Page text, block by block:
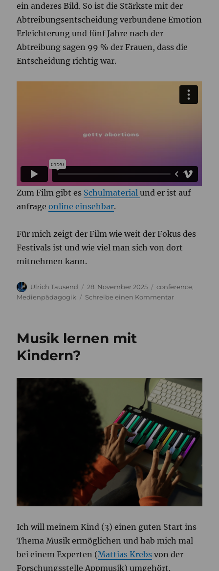
ein anderes Bild. So ist die Stärkste mit der
Abtreibungsentscheidung verbundene Emotion
Erleichterung und fünf Jahre nach der
Abtreibung sagen 99 % der Frauen, dass die
Entscheidung richtig war.
Zum Film gibt es Schulmaterialund er ist auf
anfrageonline einsehbar.
Für mich zeigt der Film wie weit der Fokus des
Festivals ist und wie viel man sich von dort
mitnehmen kann.
Autor
Ulrich Tausend
Veröffentlicht
am
28. November 2025 Kategorien
conference
Medienpädagogik
Schreibe einen Kommentarzu
Festival
Berlin
2025
–
Artikel
Musik lernen mit
Kindern?
Ich will meinem Kind (3) einen guten Start ins
Thema Musik ermöglichen und hab mich mal
bei einem Experten (Mattias Krebs von der
Forschungsstelle Appmusik) umgehört.